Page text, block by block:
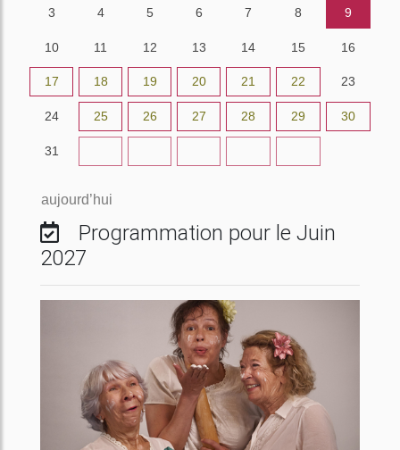
3 4 5 6 7 8 9
10 11 12 13 14 15 16
17 18 19 20 21 22 23
24 25 26 27 28 29 30
31
aujourd’hui
Programmation pour le Juin
2027